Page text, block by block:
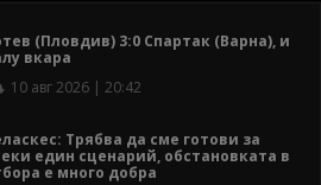
(Пловдив) 3:0 Спартак (Варна), и
вкара
10 авг 2026 | 20:42
Трябва да сме готови за
един сценарий, обстановката в
е много добра